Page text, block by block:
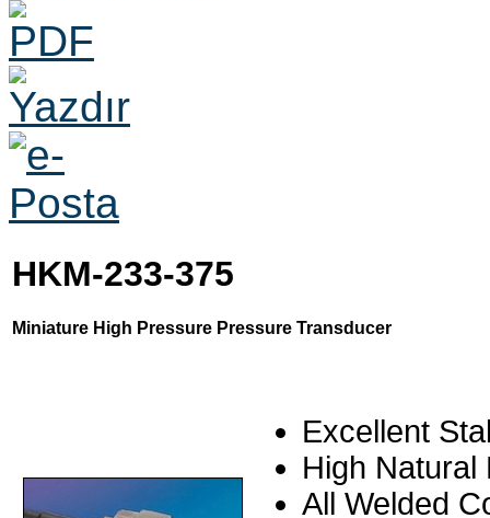
HKM-233-375
Miniature High Pressure Pressure Transducer
Excellent
High Natural
All Welded